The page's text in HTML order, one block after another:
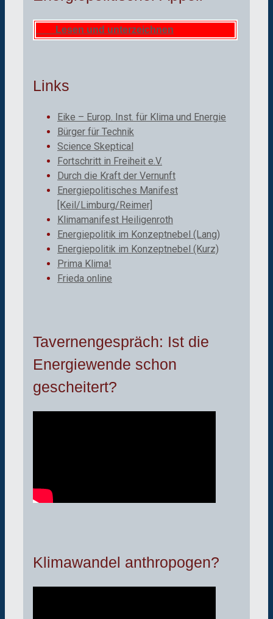
Lesen und unterzeichnen
Links
Eike – Europ. Inst. für Klima und Energie
Bürger für Technik
Science Skeptical
Fortschritt in Freiheit e.V.
Durch die Kraft der Vernunft
Energiepolitisches Manifest
[Keil/Limburg/Reimer]
Klimamanifest Heiligenroth
Energiepolitik im Konzeptnebel (Lang)
Energiepolitik im Konzeptnebel (Kurz)
Prima Klima!
Frieda online
Tavernengespräch: Ist die
Energiewende schon
gescheitert?
Klimawandel anthropogen?